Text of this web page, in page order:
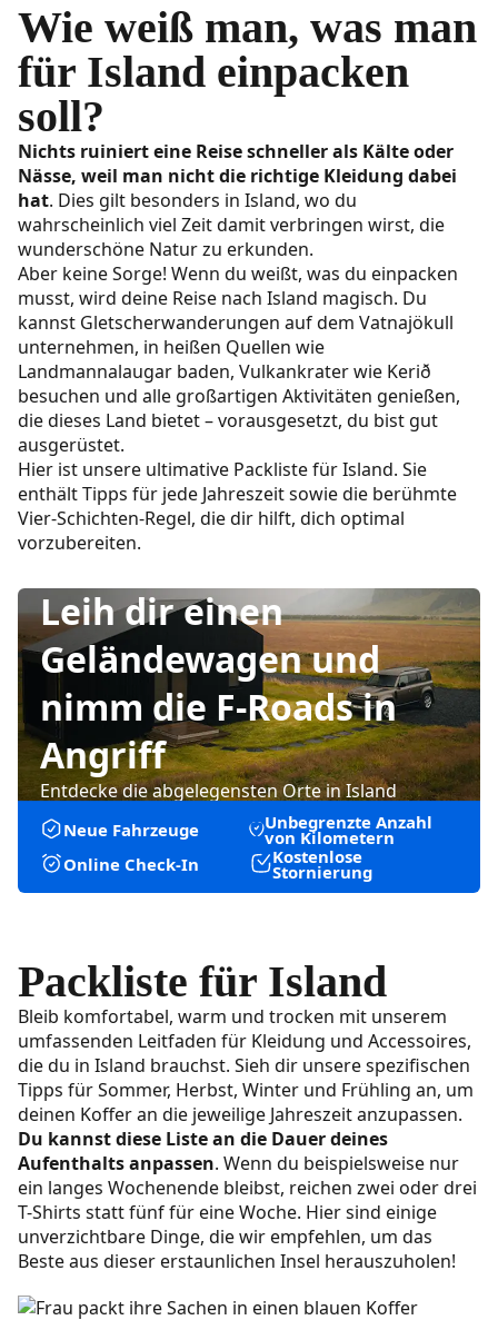
Wie weiß man, was man
für Island einpacken
soll?
Nichts ruiniert eine Reise schneller als Kälte oder
Nässe, weil man nicht die richtige Kleidung dabei
hat. Dies gilt besonders in Island, wo du
wahrscheinlich viel Zeit damit verbringen wirst, die
wunderschöne Natur zu erkunden.
Aber keine Sorge! Wenn du weißt, was du einpacken
musst, wird deine Reise nach Island magisch. Du
kannst Gletscherwanderungen auf dem Vatnajökull
unternehmen, in heißen Quellen wie
Landmannalaugar baden, Vulkankrater wie Kerið
besuchen und alle großartigen Aktivitäten genießen,
die dieses Land bietet – vorausgesetzt, du bist gut
ausgerüstet.
Hier ist unsere ultimative Packliste für Island. Sie
enthält Tipps für jede Jahreszeit sowie die berühmte
Vier-Schichten-Regel, die dir hilft, dich optimal
vorzubereiten.
Leih dir einen
Geländewagen und
nimm die F-Roads in
Angriff
Entdecke die abgelegensten Orte in Island
Neue Fahrzeuge Unbegrenzte Anzahl
von Kilometern
Online Check-In
Kostenlose
Stornierung
Packliste für Island
Bleib komfortabel, warm und trocken mit unserem
umfassenden Leitfaden für Kleidung und Accessoires,
die du in Island brauchst. Sieh dir unsere spezifischen
Tipps für Sommer, Herbst, Winter und Frühling an, um
deinen Koffer an die jeweilige Jahreszeit anzupassen.
Du kannst diese Liste an die Dauer deines
Aufenthalts anpassen. Wenn du beispielsweise nur
ein langes Wochenende bleibst, reichen zwei oder drei
T-Shirts statt fünf für eine Woche. Hier sind einige
unverzichtbare Dinge, die wir empfehlen, um das
Beste aus dieser erstaunlichen Insel herauszuholen!